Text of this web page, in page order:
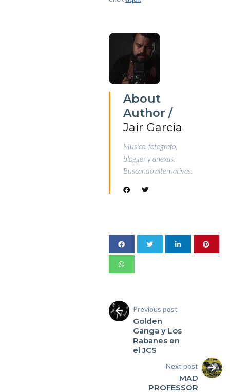
About
Author /
Jair Garcia
Musico, fotografo,
blogger y anexas.
Buscando alternativas.
Previous post
Golden
Ganga y Los
Rabanes en
el JCS
Next post
MAD
PROFESSOR